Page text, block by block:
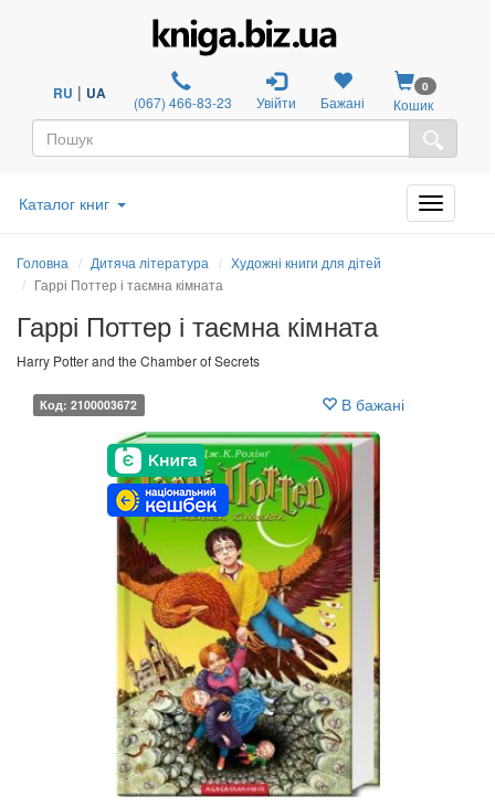
RU | UA (067) 466-83-23 Увійти Бажані
0
Кошик
Каталог книг
Головна Дитяча література
Художні книги для дітей
Гаррі Поттер і таємна кімната
Гаррі Поттер і таємна кімната
Harry Potter and the Chamber of Secrets
Код: 2100003672 В бажані